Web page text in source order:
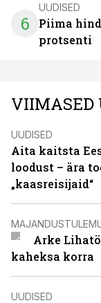
6
UUDISED
Piima
protsenti
VIIMASED
UUDISED
Aita kaitsta
loodust – ära
„kaasreisijaid“
Arke
kaheksa korra
UUDISED